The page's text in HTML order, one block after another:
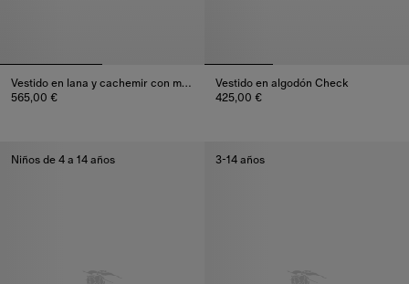
Vestido en lana y cachemir con motivo Townhouse Bear
565,00 €
Vestido en algodón Check
425,00 €
Niños de 4 a 14 años 3-14 años